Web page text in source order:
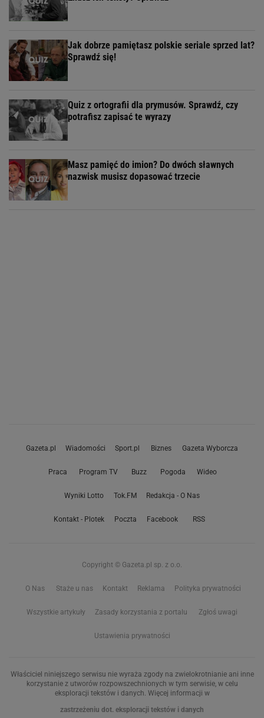
Jak dobrze pamiętasz polskie seriale sprzed lat?
Sprawdź się!
Quiz z ortografii dla prymusów. Sprawdź, czy
potrafisz zapisać te wyrazy
Masz pamięć do imion? Do dwóch sławnych
nazwisk musisz dopasować trzecie
Gazeta.pl Wiadomości Sport.pl Biznes Gazeta Wyborcza
Praca Program TV Buzz Pogoda Wideo
Wyniki Lotto Tok.FM Redakcja - O Nas
Kontakt - Plotek Poczta Facebook RSS
Copyright © Gazeta.pl sp. z o.o.
O Nas Staże u nas Kontakt Reklama Polityka prywatności
Wszystkie artykuły Zasady korzystania z portalu Zgłoś uwagi
Ustawienia prywatności
Właściciel niniejszego serwisu nie wyraża zgody na zwielokrotnianie ani inne
korzystanie z utworów rozpowszechnionych w tym serwisie, w celu
eksploracji tekstów i danych. Więcej informacji w
zastrzeżeniu dot. eksploracji tekstów i danych